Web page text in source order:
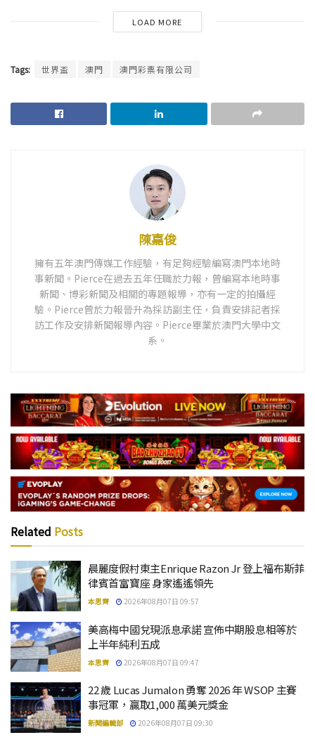
LOAD MORE
Tags: 世界盃 澳門 澳門彩票有限公司
陳嘉俊
擁有五年澳門傳媒工作經驗，有足夠經驗編寫澳門本地時
事新聞。Pierce在過去五年任職於力報，曾編寫本地時事
新聞、博彩新聞及相關的專題報導，亦有一定的拍攝經
驗。Pierce曾於力報晉升為採訪副主任，負責安排記者採
訪工作及安排新聞報導內容。Pierce畢業於澳門大學中文
系。
Related Posts
晨麗度假村東主Enrique Razon Jr 登上福布斯菲
律賓首富寶座 身家遙遙領先
本思齊 2026年08月07日 09:57
美高梅中國兌現派息承諾 宣佈中期股息相等於
上半年純利五成
本思齊 2026年08月07日 09:47
22 歲 Lucas Jumalon 勇奪 2026 年 WSOP 主賽
事冠軍，贏取1,000 萬美元獎金
新聞編輯部 2026年08月07日 09:30